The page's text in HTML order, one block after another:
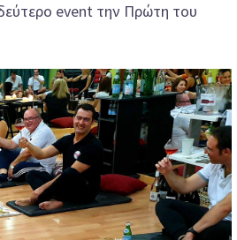
event την Πρώτη του